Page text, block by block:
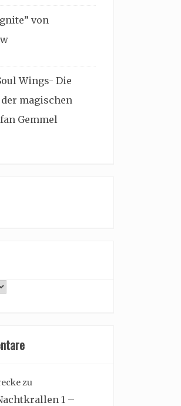
von
Wings- Die
magischen
Gemmel
zu
1 –